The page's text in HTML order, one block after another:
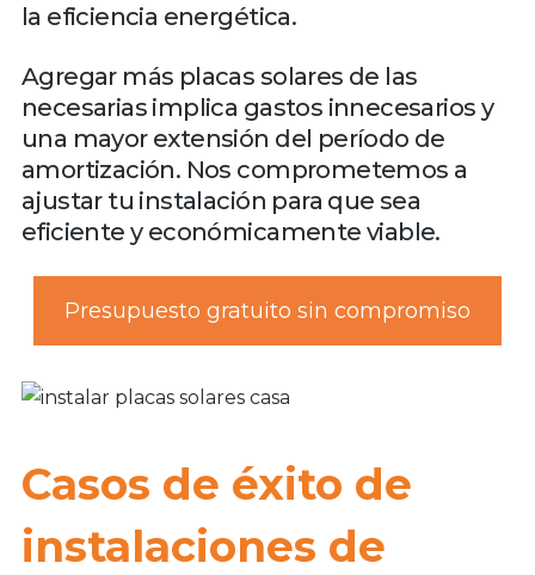
la eficiencia energética.
Agregar más placas solares de las
necesarias implica gastos innecesarios y
una mayor extensión del período de
amortización. Nos comprometemos a
ajustar tu instalación para que sea
eficiente y económicamente viable.
Presupuesto gratuito sin compromiso
Casos de éxito de
instalaciones de